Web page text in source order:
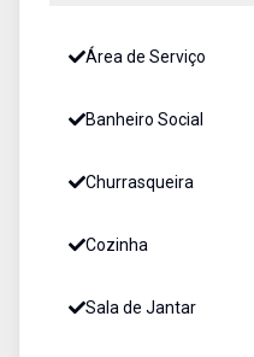
Área de Serviço
Banheiro Social
Churrasqueira
Cozinha
Sala de Jantar